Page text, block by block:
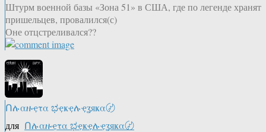
Штурм военной базы «Зона 51» в США, где по легенде хранят
пришельцев, провалился(с)
Оне отцстреливался??
Ոሉαዙҿτα ಭҿҝҿሉҿʓяҝα〄
для Ոሉαዙҿτα ಭҿҝҿሉҿʓяҝα〄